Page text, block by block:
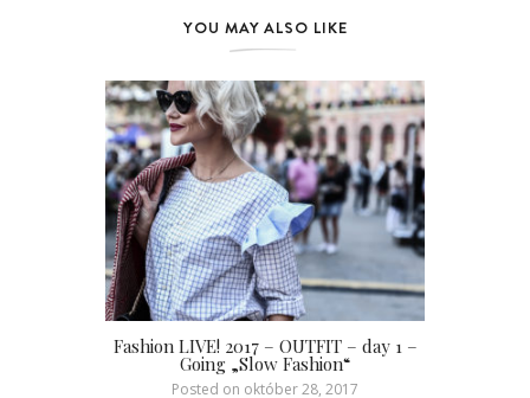
YOU MAY ALSO LIKE
Fashion LIVE! 2017 – OUTFIT – day 1 –
Going „Slow Fashion“
Posted on október 28, 2017